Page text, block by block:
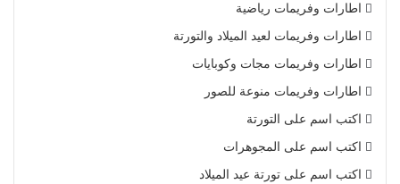
اطارات وفريمات رياضية
اطارات وفريمات لعيد الميلاد والتورتة
اطارات وفريمات مجات وكوبايات
اطارات وفريمات منوعة للصور
اكتب اسم على التورتة
اكتب اسم على المجوهرات
اكتب اسم على تورتة عيد الميلاد